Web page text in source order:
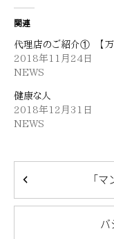
共
有
(新
し
い
ィ
ン
ド
ウ
ま
ク
リ
ッ
だ
さ
ウ
ウ
で
関連
代理店のご紹介① 【万
2018年11月24日
NEWS
健康な人
2018年12月31日
NEWS
「
バ